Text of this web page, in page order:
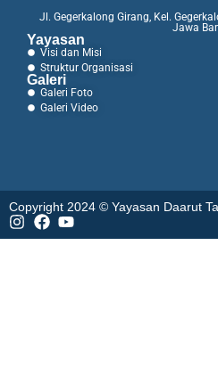
Jl. Gegerkalong Girang, Kel.
Jawa
Yayasan
Visi dan Misi
Struktur Organisasi
Galeri
Galeri Foto
Galeri Video
Copyright 2024 © Yayasan Daarut